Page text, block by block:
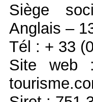
Siège
Anglais –
Tél : + 33
Site web :